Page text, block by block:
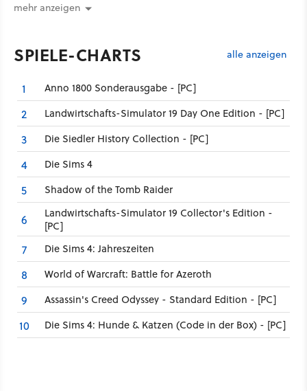
mehr anzeigen
SPIELE-CHARTS alle anzeigen
1 Anno 1800 Sonderausgabe - [PC]
2 Landwirtschafts-Simulator 19 Day One Edition - [PC]
3 Die Siedler History Collection - [PC]
4 Die Sims 4
5 Shadow of the Tomb Raider
6
Landwirtschafts-Simulator 19 Collector's Edition -
[PC]
7 Die Sims 4: Jahreszeiten
8 World of Warcraft: Battle for Azeroth
9 Assassin's Creed Odyssey - Standard Edition - [PC]
10 Die Sims 4: Hunde & Katzen (Code in der Box) - [PC]